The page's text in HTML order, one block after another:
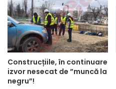
Construcțiile, în continuare
izvor nesecat de ”muncă la
negru”!